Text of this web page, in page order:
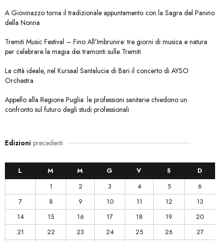
A Giovinazzo torna il tradizionale appuntamento con la Sagra del Panino
della Nonna
Tremiti Music Festival – Fino All’Imbrunire: tre giorni di musica e natura
per celebrare la magia dei tramonti sulle Tremiti
La città ideale, nel Kursaal Santalucia di Bari il concerto di AYSO
Orchestra
Appello alla Regione Puglia: le professioni sanitarie chiedono un
confronto sul futuro degli studi professionali
Edizioni precedenti
L M M G V S
D
1
2 3 4 5
6
7
8 9 10 11 12
13
14
15 16 17 18 19
20
21
22 23 24 25 26
27